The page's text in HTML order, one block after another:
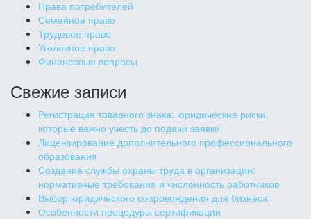
Права потребителей
Семейное право
Трудовое право
Уголовное право
Финансовые вопросы
Свежие записи
Регистрация товарного знака: юридические риски,
которые важно учесть до подачи заявки
Лицензирование дополнительного профессионального
образования
Создание службы охраны труда в организации:
нормативные требования и численность работников
Выбор юридического сопровождения для бизнеса
Особенности процедуры сертификации